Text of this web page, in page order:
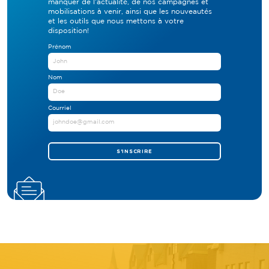
manquer de l’actualité, de nos campagnes et
mobilisations à venir, ainsi que les nouveautés
et les outils que nous mettons à votre
disposition!
Prénom
Nom
Courriel
S'INSCRIRE